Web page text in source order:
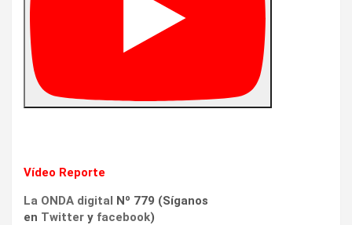
Vídeo Reporte
La ONDA digital Nº 779 (Síganos
en Twitter y facebook)